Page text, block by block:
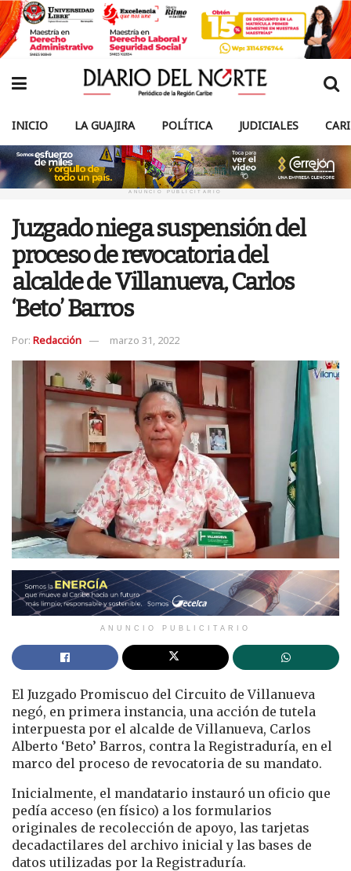
INICIO LA GUAJIRA POLÍTICA JUDICIALES
ANUNCIO PUBLICITARIO
Juzgado niega suspensión del
proceso de revocatoria del
alcalde de Villanueva, Carlos
‘Beto’ Barros
Por: Redacción marzo 31, 2022
ANUNCIO PUBLICITARIO
El Juzgado Promiscuo del Circuito de Villanueva
negó, en primera instancia, una acción de tutela
interpuesta por el alcalde de Villanueva, Carlos
Alberto ‘Beto’ Barros, contra la Registraduría, en el
marco del proceso de revocatoria de su mandato.
Inicialmente, el mandatario instauró un oficio que
pedía acceso (en físico) a los formularios
originales de recolección de apoyo, las tarjetas
decadactilares del archivo inicial y las bases de
datos utilizadas por la Registraduría.